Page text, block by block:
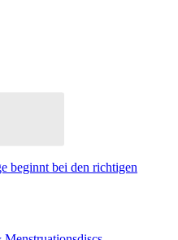
beginnt bei den richtigen